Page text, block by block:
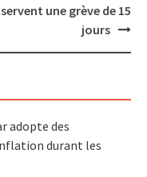
une grève de 15
jours
adopte des
durant les